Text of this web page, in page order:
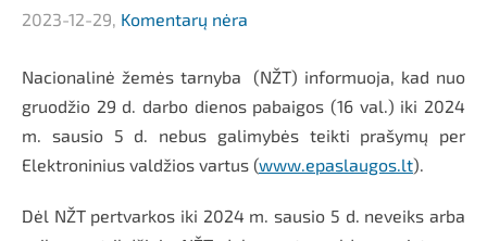
2023-12-29, Komentarų nėra
Nacionalinė žemės tarnyba (NŽT) informuoja, kad nuo
gruodžio 29 d. darbo dienos pabaigos (16 val.) iki 2024
m. sausio 5 d. nebus galimybės teikti prašymų per
Elektroninius valdžios vartus (www.epaslaugos.lt).
Dėl NŽT pertvarkos iki 2024 m. sausio 5 d. neveiks arba